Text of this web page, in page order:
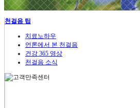
관절염
교통사고 후유증
내과질환
소아질환
위장장애
고혈압
천걸음 팁
치료노하우
언론에서 본 천걸음
건강 365 영상
천걸음 소식